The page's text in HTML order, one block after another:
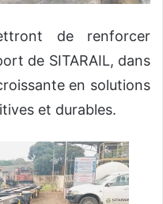
de renforcer
de SITARAIL, dans
en solutions
et durables.